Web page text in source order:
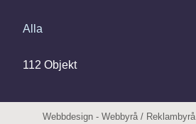
Alla
112 Objekt
Webbdesign- Webbyrå/ Reklambyrå